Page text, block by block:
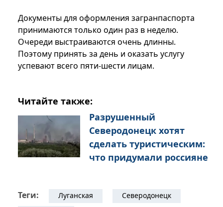
Документы для оформления загранпаспорта
принимаются только один раз в неделю.
Очереди выстраиваются очень длинны.
Поэтому принять за день и оказать услугу
успевают всего пяти-шести лицам.
Читайте также:
Разрушенный
Северодонецк хотят
сделать туристическим:
что придумали россияне
Теги: Луганская
Северодонецк